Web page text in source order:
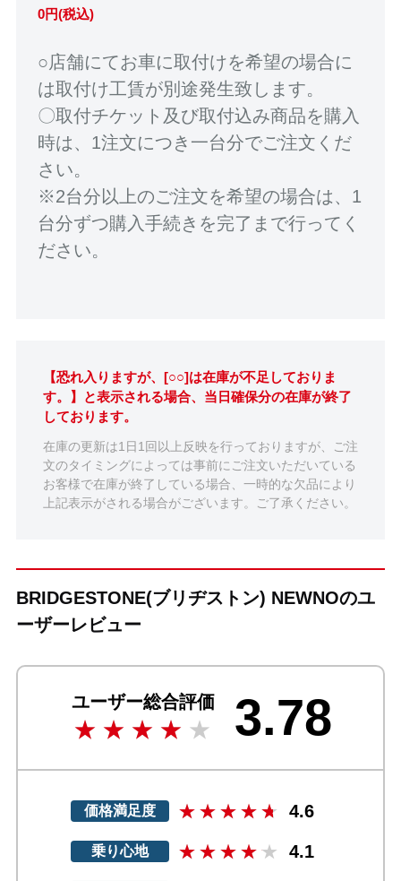
0円(税込)
○店舗にてお車に取付けを希望の場合に
は取付け工賃が別途発生致します。
〇取付チケット及び取付込み商品を購入
時は、1注文につき一台分でご注文くだ
さい。
※2台分以上のご注文を希望の場合は、1
台分ずつ購入手続きを完了まで行ってく
ださい。
【恐れ入りますが、[○○]は在庫が不足しておりま
す。】と表示される場合、当日確保分の在庫が終了
しております。
在庫の更新は1日1回以上反映を行っておりますが、ご注
文のタイミングによっては事前にご注文いただいている
お客様で在庫が終了している場合、一時的な欠品により
上記表示がされる場合がございます。ご了承ください。
BRIDGESTONE(ブリヂストン) NEWNOのユ
ーザーレビュー
ユーザー総合評価 3.78
価格満足度 4.6
乗り心地 4.1